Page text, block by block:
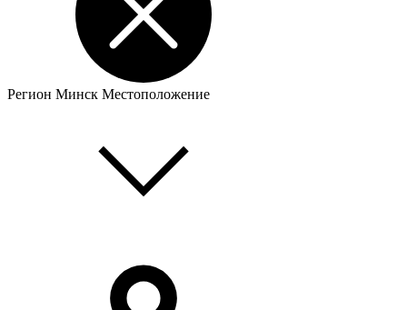
Регион Минск Местоположение